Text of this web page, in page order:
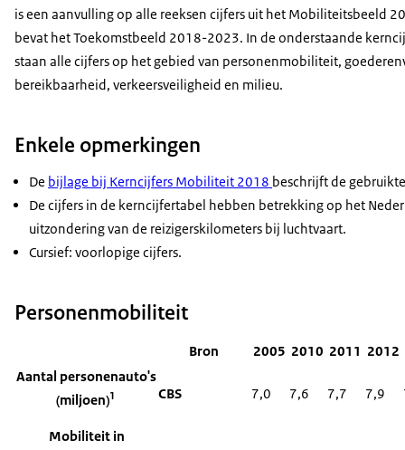
is een aanvulling op alle reeksen cijfers uit het Mobiliteitsbeeld
bevat het Toekomstbeeld 2018-2023. In de onderstaande
staan alle cijfers op het gebied van personenmobiliteit,
bereikbaarheid, verkeersveiligheid en milieu.
Enkele opmerkingen
De bijlage bij Kerncijfers Mobiliteit 2018 beschrijft de
De cijfers in de kerncijfertabel hebben betrekking op het
uitzondering van de reizigerskilometers bij luchtvaart.
Cursief: voorlopige cijfers.
Personenmobiliteit
Bron 2005 2010 2011 2012
Aantal personenauto's
(miljoen)1 CBS 7,0 7,6 7,7 7,9
Mobiliteit in